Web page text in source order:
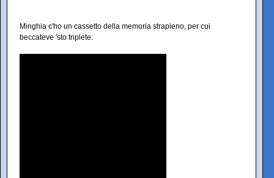
Minghia c'ho un cassetto della memoria strapieno, per cui
beccateve 'sto triplete: